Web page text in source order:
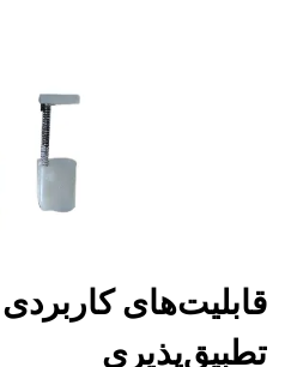
قابلیت‌های
تطبیق‌پذیری